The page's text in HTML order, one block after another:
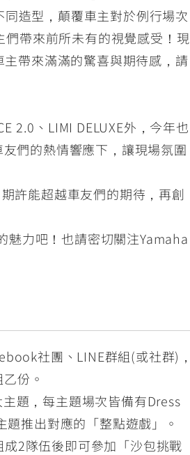
造型，顛覆車主對於例行場次
帶來前所未有的視覺感受！現
帶來滿滿的驚喜與期待感，請
2.0、LIMI DELUXE外，今年也
們的熱情響應下，讓現場氛圍
許能超越車友們的期待，再創
魅力吧！也請密切關注Yamaha
社團、LINE群組(或社群)，
份。
題，每主題場次皆備有Dress
推出對應的「整點遊戲」。
2隊伍後即可參加「沙包挑戰